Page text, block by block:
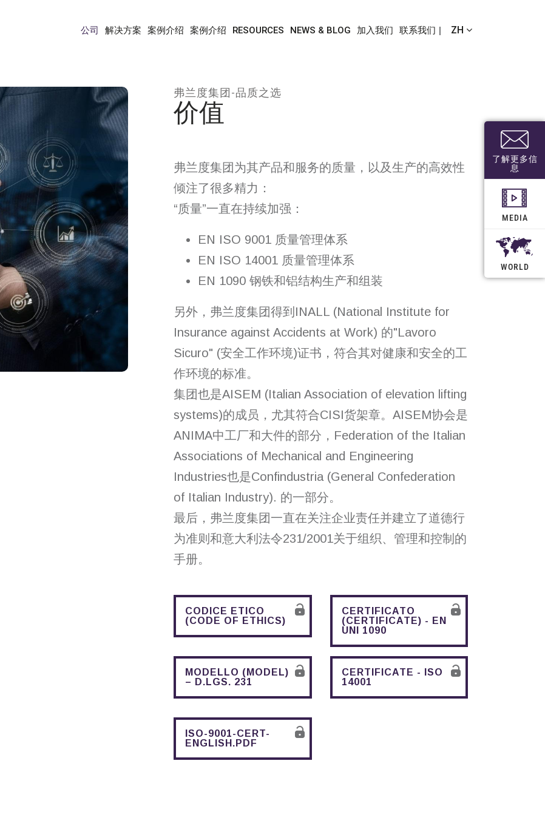
ZH
公司 解决方案 案例介绍 案例介绍 RESOURCES NEWS & BLOG 加入我们 联系我们
了解更多信
息
MEDIA
WORLD
公司 价值
弗兰度集团-品质之选
价值
弗兰度集团为其产品和服务的质量，以及生产的高效性
倾注了很多精力：
“质量”一直在持续加强：
EN ISO 9001 质量管理体系
EN ISO 14001 质量管理体系
EN 1090 钢铁和铝结构生产和组装
另外，弗兰度集团得到INALL (National Institute for
Insurance against Accidents at Work) 的"Lavoro
Sicuro" (安全工作环境)证书，符合其对健康和安全的工
作环境的标准。
集团也是AISEM (Italian Association of elevation lifting
systems)的成员，尤其符合CISI货架章。AISEM协会是
ANIMA中工厂和大件的部分，Federation of the Italian
Associations of Mechanical and Engineering
Industries也是Confindustria (General Confederation
of Italian Industry). 的一部分。
最后，弗兰度集团一直在关注企业责任并建立了道德行
为准则和意大利法令231/2001关于组织、管理和控制的
手册。
CODICE ETICO
(CODE OF ETHICS)
CERTIFICATO
(CERTIFICATE) - EN
UNI 1090
MODELLO (MODEL)
– D.LGS. 231
CERTIFICATE - ISO
14001
ISO-9001-CERT-
ENGLISH.PDF